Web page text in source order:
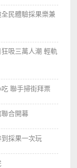
民體驗採果樂兼
吸三萬人潮 輕軌
聯手掃街拜票
合開幕
採果一次玩